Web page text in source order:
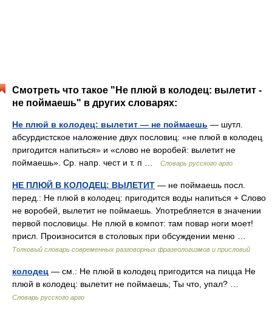
Смотреть что такое "Не плюй в колодец: вылетит -
не поймаешь" в других словарях:
Не плюй в колодец: вылетит — не поймаешь — шутл.
абсурдистское наложение двух пословиц: «не плюй в колодец
пригодится напиться» и «слово не воробей: вылетит не
поймаешь». Ср. напр. чест и т. п …
Словарь русского арго
НЕ ПЛЮЙ В КОЛОДЕЦ: ВЫЛЕТИТ — не поймаешь посл.
перед.: Не плюй в колодец: пригодится воды напиться + Слово
не воробей, вылетит не поймаешь. Употребляется в значении
первой пословицы. Не плюй в компот: там повар ноги моет!
присл. Произносится в столовых при обсуждении меню …
Толковый словарь современных разговорных фразеологизмов и присловий
колодец — см.: Не плюй в колодец пригодится на пицца Не
плюй в колодец: вылетит не поймаешь; Ты что, упал? …
Словарь русского арго